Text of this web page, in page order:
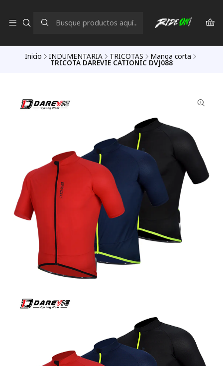
Inicio INDUMENTARIA TRICOTAS Manga corta
TRICOTA DAREVIE CATIONIC DVJ088